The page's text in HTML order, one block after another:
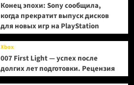
Конец эпохи: Sony сообщила,
когда прекратит выпуск дисков
для новых игр на PlayStation
Xbox
007 First Light — успех после
долгих лет подготовки. Рецензия